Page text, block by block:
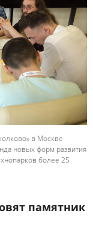
в Москве
новых форм развития
более 25
памятник